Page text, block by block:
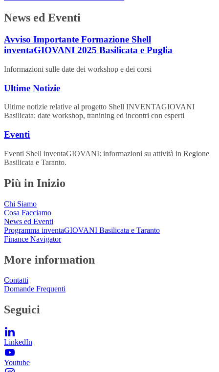
News ed Eventi
Avviso Importante Formazione Shell
inventaGIOVANI 2025 Basilicata e Puglia
Informazioni sulle date dei workshop e dei corsi
Ultime Notizie
Ultime notizie relative al progetto Shell INVENTAGIOVANI
Basilicata: date workshop, tranining ed incontri con esperti
Eventi
Eventi Shell inventaGIOVANI: informazioni su attività in Regione
Basilicata e Taranto.
Più in Inizio
Chi Siamo
Cosa Facciamo
News ed Eventi
Programma inventaGIOVANI Basilicata e Taranto
Finance Navigator
More information
Contatti
Domande Frequenti
Seguici
LinkedIn
Youtube